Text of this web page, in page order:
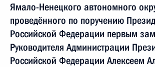
Ямало-Ненецкого автономного
проведённого по поручению
Российской Федерации первым
Руководителя Администрации
Российской Федерации Алексеем